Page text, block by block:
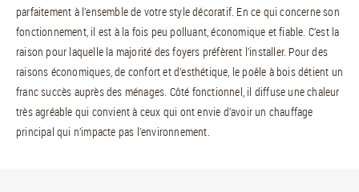
parfaitement à l’ensemble de votre style décoratif. En ce qui concerne son
fonctionnement, il est à la fois peu polluant, économique et fiable. C’est la
raison pour laquelle la majorité des foyers préfèrent l’installer. Pour des
raisons économiques, de confort et d’esthétique, le poêle à bois détient un
franc succès auprès des ménages. Côté fonctionnel, il diffuse une chaleur
très agréable qui convient à ceux qui ont envie d’avoir un chauffage
principal qui n’impacte pas l’environnement.